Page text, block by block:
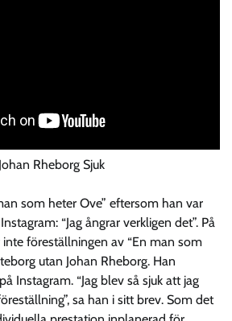
Johan Rheborg Sjuk
som heter Ove” eftersom han var
“Jag ångrar verkligen det”. På
föreställningen av “En man som
utan Johan Rheborg. Han
Instagram. “Jag blev så sjuk att jag
sa han i sitt brev. Som det